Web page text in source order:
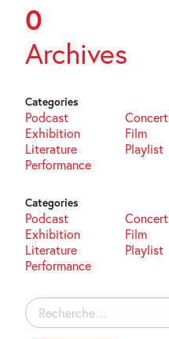
FR
0
Archives
Categories
Podcast Concert
Exhibition
Film
Literature
Playlist
Performance
Categories
Podcast Concert
Exhibition
Film
Literature
Playlist
Performance
Rechercher :